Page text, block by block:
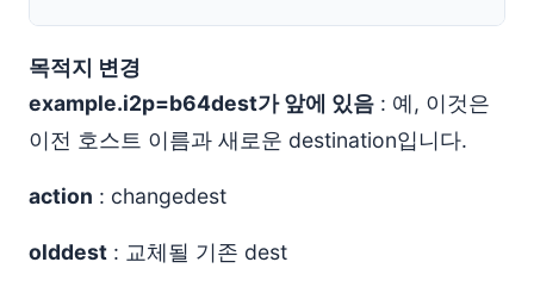
목적지 변경
example.i2p=b64dest가 앞에 있음 : 예, 이것은
이전 호스트 이름과 새로운 destination입니다.
action : changedest
olddest : 교체될 기존 dest